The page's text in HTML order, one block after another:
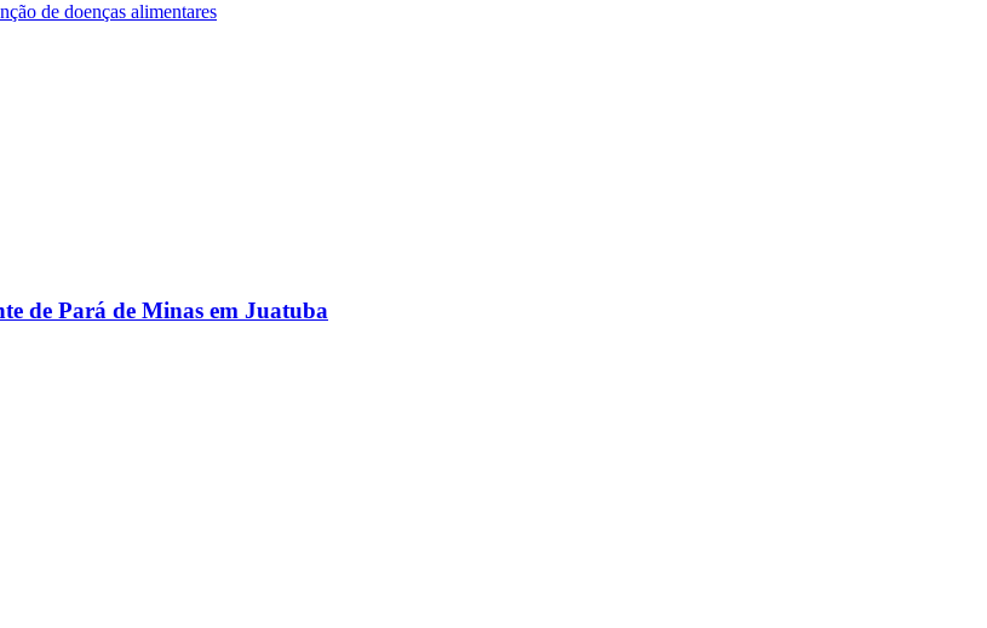
de doenças alimentares
de Pará de Minas em Juatuba